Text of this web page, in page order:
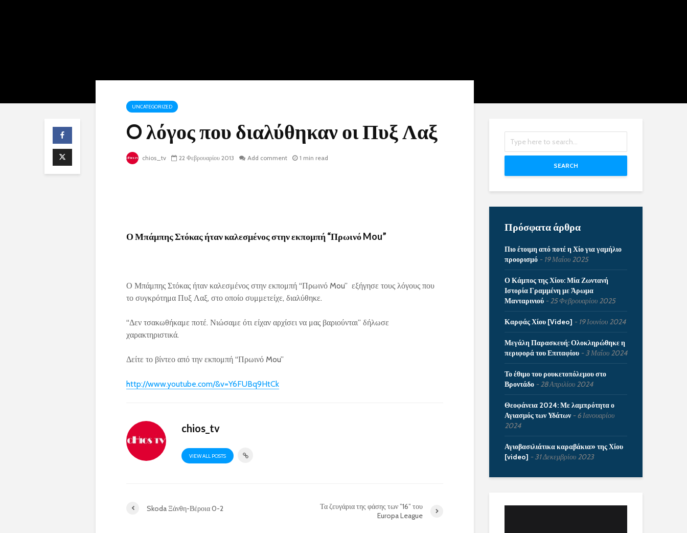
UNCATEGORIZED
O λόγος που διαλύθηκαν οι Πυξ Λαξ
chios_tv 22 Φεβρουαρίου 2013 Add comment 1 min read
Ο Μπάμπης Στόκας ήταν καλεσμένος στην εκπομπή “Πρωινό Mou”
Ο Μπάμπης Στόκας ήταν καλεσμένος στην εκπομπή “Πρωινό Mou” εξήγησε τους λόγους που
το συγκρότημα Πυξ Λαξ, στο οποίο συμμετείχε, διαλύθηκε.
“Δεν τσακωθήκαμε ποτέ. Νιώσαμε ότι είχαν αρχίσει να μας βαριούνται” δήλωσε
χαρακτηριστικά.
Δείτε το βίντεο από την εκπομπή “Πρωινό Mou”
http://www.youtube.com/&v=Y6FUBq9HtCk
chios_tv
VIEW ALL POSTS
Skoda Ξάνθη-Βέροια 0-2
Τα ζευγάρια της φάσης των ”16” του
Europa League
SEARCH
Πρόσφατα άρθρα
Πιο έτοιμη από ποτέ η Χίο για γαμήλιο
προορισμό
19 Μαΐου 2025
Ο Κάμπος της Χίου: Μία Ζωντανή
Ιστορία Γραμμένη με Άρωμα
Μανταρινιού
25 Φεβρουαρίου 2025
Καρφάς Χίου [Video] 19 Ιουνίου 2024
Μεγάλη Παρασκευή: Ολοκληρώθηκε η
περιφορά του Επιταφίου
3 Μαΐου 2024
Το έθιμο του ρουκετοπόλεμου στο
Βροντάδο
28 Απριλίου 2024
Θεοφάνεια 2024: Με λαμπρότητα ο
Αγιασμός των Υδάτων
6 Ιανουαρίου
2024
Αγιοβασιλιάτικα καραβάκια» της Χίου
[video]
31 Δεκεμβρίου 2023